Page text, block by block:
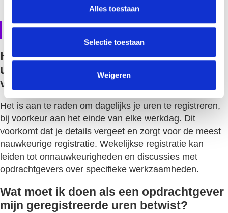
Alles toestaan
Selectie toestaan
Weigeren
Veelgestelde vragen
Hoe vaak moet ik als detacheerder mijn
uren registreren om problemen te
voorkomen?
Het is aan te raden om dagelijks je uren te registreren,
bij voorkeur aan het einde van elke werkdag. Dit
voorkomt dat je details vergeet en zorgt voor de meest
nauwkeurige registratie. Wekelijkse registratie kan
leiden tot onnauwkeurigheden en discussies met
opdrachtgevers over specifieke werkzaamheden.
Wat moet ik doen als een opdrachtgever
mijn geregistreerde uren betwist?